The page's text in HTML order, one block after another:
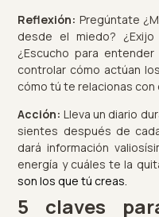
Reflexión: Pregúntate
desde el miedo?
¿Escucho para
controlar cómo actúan
cómo tú te relacionas con
Acción: Lleva un diario
sientes después de
dará información
energía y cuáles te la
son los que tú creas.
5 claves